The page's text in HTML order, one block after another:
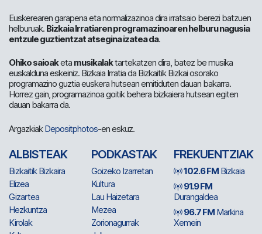
Euskerearen garapena eta normalizazinoa dira irratsaio berezi batzuen
helburuak. Bizkaia Irratiaren programazinoaren helburu nagusia
entzule guztientzat atsegina izatea da.
Ohiko saioaketa musikalaktartekatzen dira, batez be musika
euskalduna eskeiniz. Bizkaia Irratia da Bizkaitik Bizkai osorako
programazino guztia euskera hutsean emitiduten dauan bakarra.
Horrez gain, programazinoa goitik behera bizkaiera hutsean egiten
dauan bakarra da.
ArgazkiakDepositphotos-en eskuz.
ALBISTEAK
Bizkaitik Bizkaira
Elizea
Gizartea
Hezkuntza
Kirolak
PODKASTAK
Goizeko Izarretan
Kultura
Lau Haizetara
Mezea
Zorionagurrak
FREKUENTZIAK
102.6 FM Bizkaia
91.9 FM
Durangaldea
96.7 FM Markina
Xemein